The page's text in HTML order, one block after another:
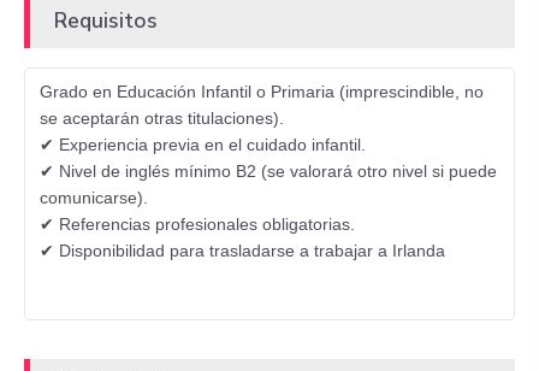
Requisitos
Grado en Educación Infantil o Primaria (imprescindible, no
se aceptarán otras titulaciones).
✔ Experiencia previa en el cuidado infantil.
✔ Nivel de inglés mínimo B2 (se valorará otro nivel si puede
comunicarse).
✔ Referencias profesionales obligatorias.
✔ Disponibilidad para trasladarse a trabajar a Irlanda